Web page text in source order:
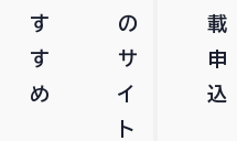
す
す
め
の
サ
イ
ト
載
申
込